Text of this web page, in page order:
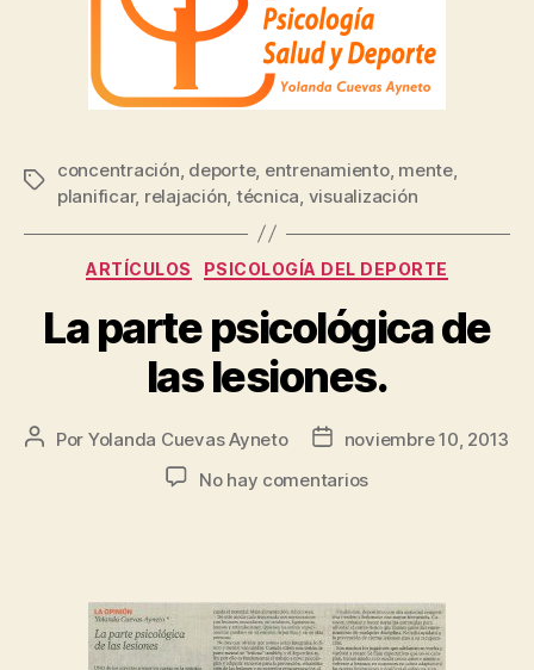
concentración, deporte, entrenamiento, mente,
planificar, relajación, técnica, visualización
ARTÍCULOS PSICOLOGÍA DEL DEPORTE
La parte psicológica de
las lesiones.
Por Yolanda Cuevas Ayneto
noviembre 10, 2013
No hay comentarios